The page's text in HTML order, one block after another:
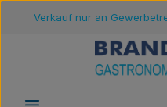
Zum Hauptinhalt springen
Verkauf nur an